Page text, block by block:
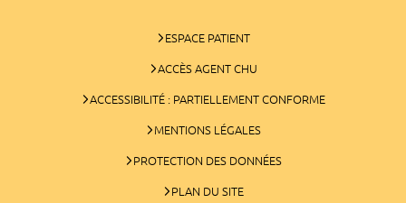
ESPACE PATIENT
ACCÈS AGENT CHU
ACCESSIBILITÉ : PARTIELLEMENT CONFORME
MENTIONS LÉGALES
PROTECTION DES DONNÉES
PLAN DU SITE